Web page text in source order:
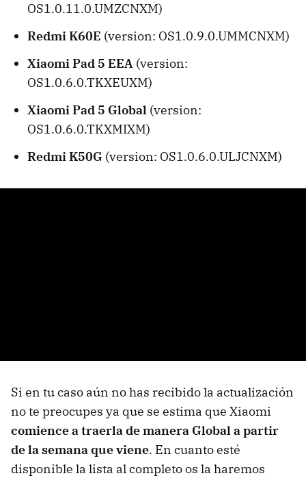
OS1.0.11.0.UMZCNXM)
Redmi K60E (version: OS1.0.9.0.UMMCNXM)
Xiaomi Pad 5 EEA (version:
OS1.0.6.0.TKXEUXM)
Xiaomi Pad 5 Global (version:
OS1.0.6.0.TKXMIXM)
Redmi K50G (version: OS1.0.6.0.ULJCNXM)
Si en tu caso aún no has recibido la actualización
no te preocupes ya que se estima que Xiaomi
comience a traerla de manera Global a partir
de la semana que viene. En cuanto esté
disponible la lista al completo os la haremos